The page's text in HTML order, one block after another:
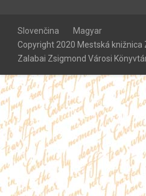
Slovenčina
Magyar
Copyright 2020 Mestská knižnica
Zalabai Zsigmond Városi